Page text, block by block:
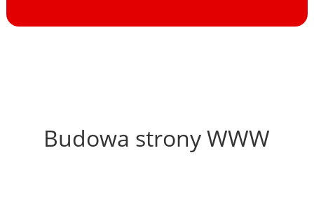
Budowa strony WWW